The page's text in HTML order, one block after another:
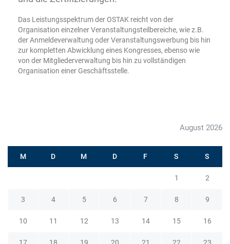
Das Leistungsspektrum der OSTAK reicht von der
Organisation einzelner Veranstaltungsteilbereiche, wie z.B.
der Anmeldeverwaltung oder Veranstaltungswerbung bis hin
zur kompletten Abwicklung eines Kongresses, ebenso wie
von der Mitgliederverwaltung bis hin zu vollständigen
Organisation einer Geschäftsstelle.
August 2026
M D M D F S S
1 2
3 4 5 6 7 8 9
10 11 12 13 14 15 16